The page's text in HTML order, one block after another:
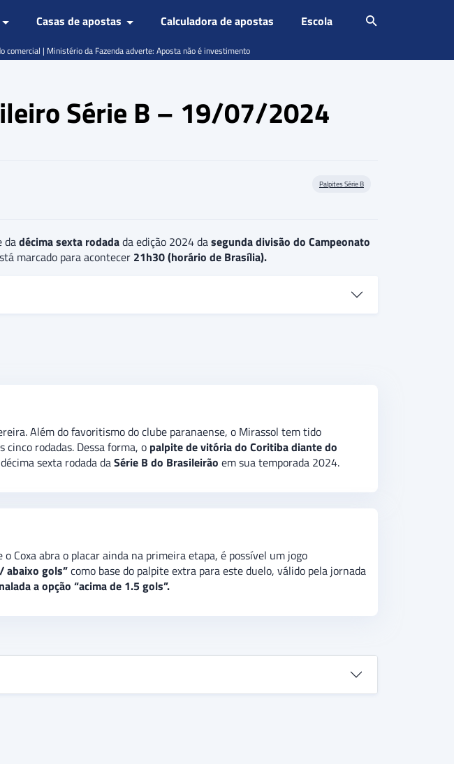
Casas de apostas Calculadora de apostas Escola
Série B – 19/07/2024
Palpites Série B
dadécima sexta rodadada edição 2024 dasegunda divisão do Campeonato
marcado para acontecer 21h30 (horário de Brasília).
tendo um elenco qualificado tecnicamente e terá o apoio de sua torcida no
de “
Além do favoritismo do clube paranaense, o Mirassol tem tido
rodadas. Dessa forma, o palpite de vitória do Coritibadiante do
sexta rodada daSérie B do Brasileirão em sua temporada 2024.
Coxa abra o placar ainda na primeira etapa, é possível um jogo
abaixo gols”como base do palpite extra para este duelo, válido pela jornada
a opção “acima de 1.5 gols”.
comercial | Ministério da Fazenda adverte: Aposta não é investimento